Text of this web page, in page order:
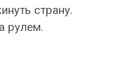
страну.
рулем.